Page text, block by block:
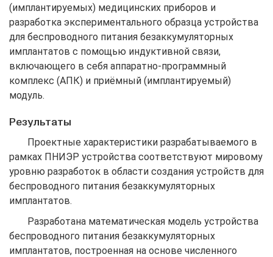
(имплантируемых) медицинских приборов и
разработка экспериментального образца устройства
для беспроводного питания безаккумуляторных
имплантатов с помощью индуктивной связи,
включающего в себя аппаратно-программный
комплекс (АПК) и приёмный (имплантируемый)
модуль.
Результаты
Проектные характеристики разрабатываемого в
рамках ПНИЭР устройства соответствуют мировому
уровню разработок в области создания устройств для
беспроводного питания безаккумуляторных
имплантатов.
Разработана математическая модель устройства
беспроводного питания безаккумуляторных
имплантатов, построенная на основе численного